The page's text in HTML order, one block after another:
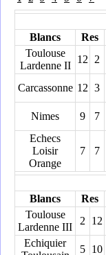
Blancs
Res
Toulouse
Lardenne II
12 2
Carcassonne 12 3
Nimes 9 7
Echecs
Loisir
Orange
7 7
Blancs
Res
Toulouse
Lardenne III
2 12
Echiquier
5 10